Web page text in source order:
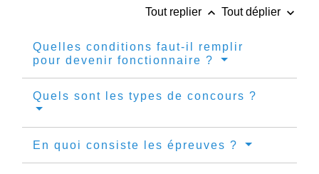
Tout replier keyboard_arrow_up Tout déplier keyboard_arrow_down
Quelles conditions faut-il remplir
pour devenir fonctionnaire ?
Quels sont les types de concours ?
En quoi consiste les épreuves ?